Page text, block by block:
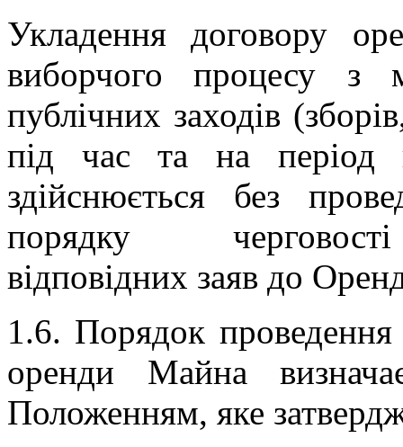
Укладення договору
виборчого процесу з
публічних заходів
під час та на період
здійснюється без
порядку
відповідних заяв до
1.6. Порядок
оренди Майна
Положенням, яке